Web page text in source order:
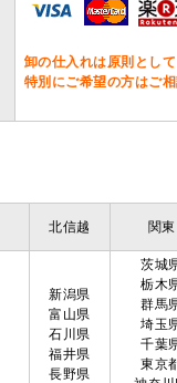
卸の仕入れは原則とし
特別にご希望の方はご
北信越 関東
新潟県
富山県
石川県
福井県
長野県
茨城
栃木
群馬
埼玉
千葉
東京